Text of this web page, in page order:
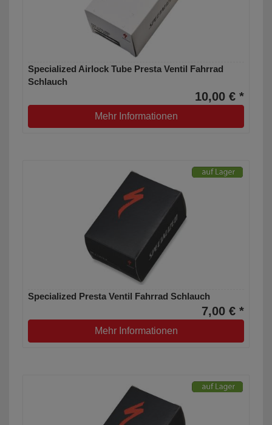
Specialized Airlock Tube Presta Ventil Fahrrad
Schlauch
10,00 € *
Mehr Informationen
Specialized Presta Ventil Fahrrad Schlauch
7,00 € *
Mehr Informationen